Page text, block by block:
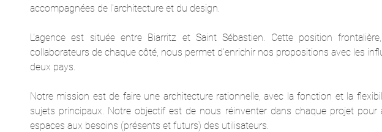
accompagnées de l'architecture et du design.
L'agence est située entre Biarritz et Saint Sébastien. Cette position
collaborateurs de chaque côté, nous permet d'enrichir nos propositions avec les
deux pays.
Notre mission est de faire une architecture rationnelle, avec la fonction et la
sujets principaux. Notre objectif est de nous réinventer dans chaque projet pour
espaces aux besoins (présents et futurs) des utilisateurs.